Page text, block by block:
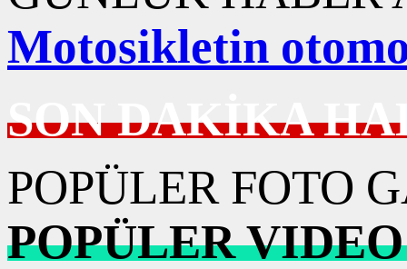
Motosikletin
SON DAKİKA
POPÜLER FOTO
POPÜLER